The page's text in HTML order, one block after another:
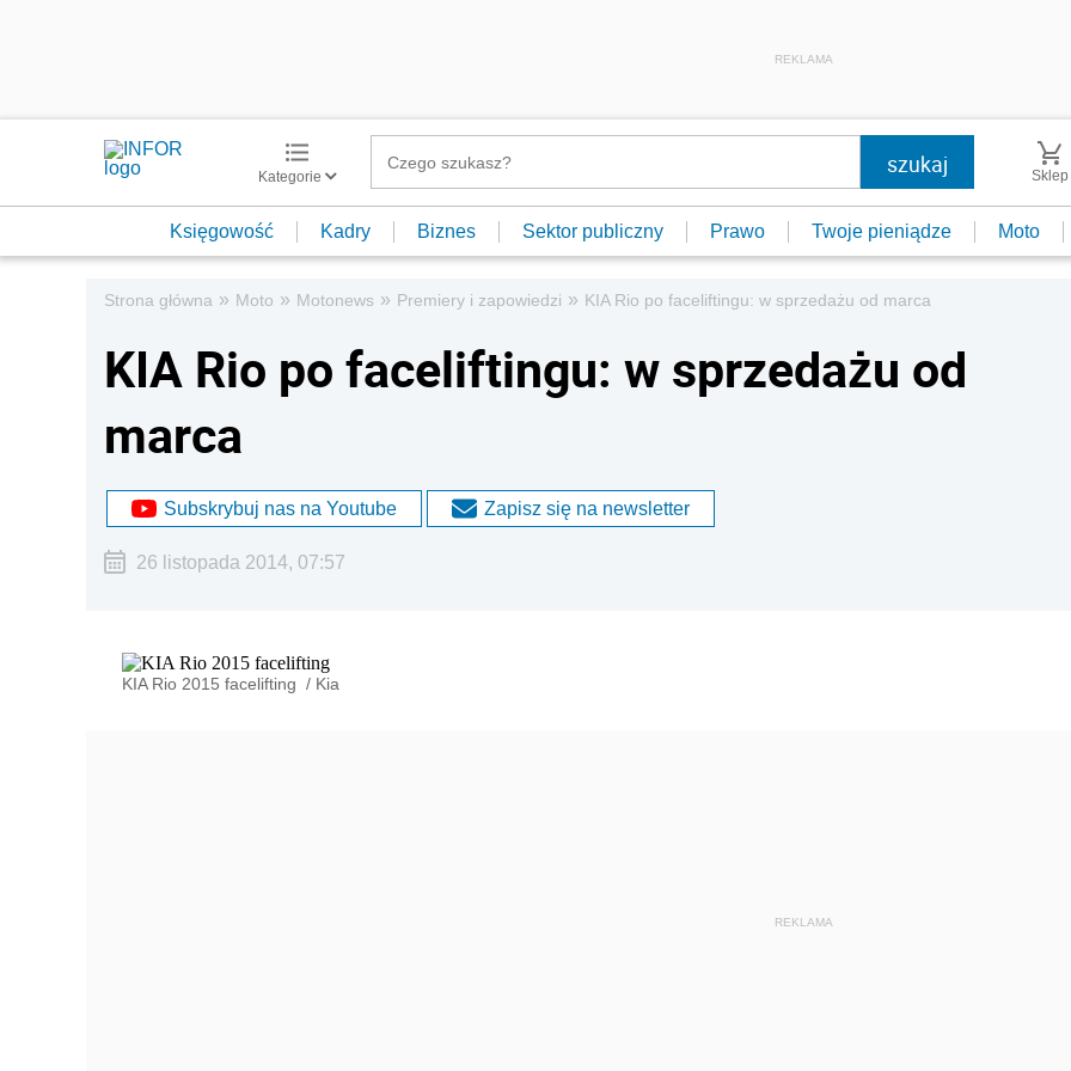
REKLAMA
Kategorie Sklep
Księgowość Kadry Biznes Sektor publiczny Prawo Twoje pieniądze Moto
Strona główna » Moto » Motonews » Premiery i zapowiedzi » KIA Rio po faceliftingu: w sprzedażu od marca
KIA Rio po faceliftingu: w sprzedażu od
marca
Subskrybuj nas na Youtube Zapisz się na newsletter
26 listopada 2014, 07:57
KIA Rio 2015 facelifting / Kia